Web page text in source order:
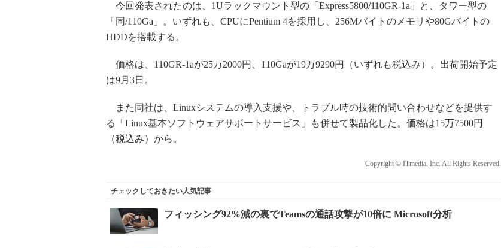
今回発表されたのは、1Uラックマウント型の「Express5800/110GR-1a」と、タワー型の
「同/110Ga」。いずれも、CPUにPentium 4を採用し、256Mバイトのメモリや80Gバイトの
HDDを搭載する。
価格は、110GR-1aが25万2000円、110Gaが19万9290円（いずれも税込み）。出荷開始予定
は9月3日。
また同社は、Linuxシステムの導入支援や、トラブル時の技術的問い合わせなどを提供す
る「Linux基本ソフトウェアサポートサービス」も併せて製品化した。価格は15万7500円
（税込み）から。
Copyright © ITmedia, Inc. All Rights Reserved.
チェックしておきたい人気記事